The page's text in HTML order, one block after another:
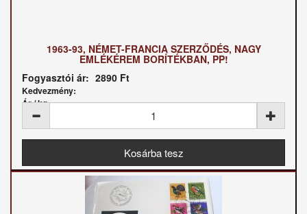
1963-93, NÉMET-FRANCIA SZERZŐDÉS, NAGY
EMLÉKÉREM BORÍTÉKBAN, PP!
Fogyasztói ár: 2890 Ft
Kedvezmény:
Ár / kg: